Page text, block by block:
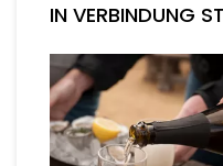
IN VERBINDUNG